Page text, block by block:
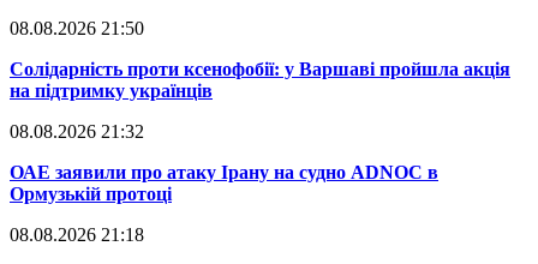
08.08.2026 21:50
​Солідарність проти ксенофобії: у Варшаві пройшла акція
на підтримку українців
08.08.2026 21:32
​ОАЕ заявили про атаку Ірану на судно ADNOC в
Ормузькій протоці
08.08.2026 21:18